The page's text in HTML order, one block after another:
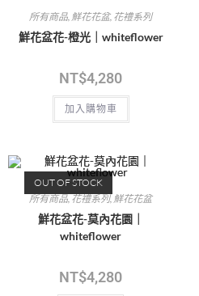
所有商品 鮮花花盆, 花禮系列
鮮花盆花-橙光｜whiteflower
NT$4,280
加入購物車
OUT OF STOCK
所有商品,花禮系列,鮮花花盆
鮮花盆花-莫內花園｜
whiteflower
NT$4,280